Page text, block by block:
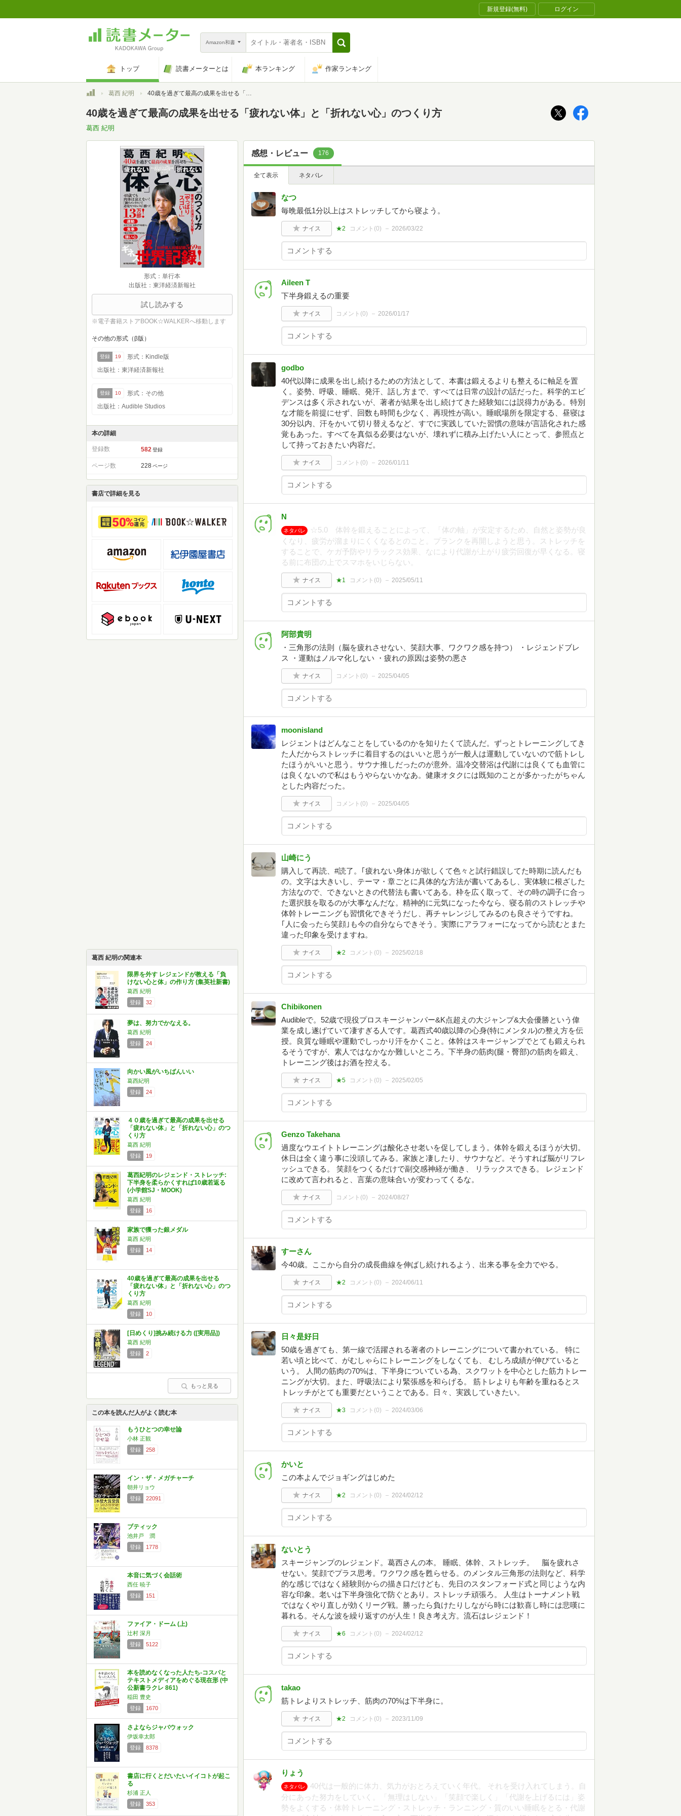
新規登録(無料) ログイン
Amazon和書
トップ 読書メーターとは 本ランキング 作家ランキング
トップ葛西 紀明 40歳を過ぎて最高の成果を出せる「疲れない体」と「折れない心」のつくり方
40歳を過ぎて最高の成果を出せる「疲れない体」と「折れない心」のつくり方
葛西 紀明
形式：単行本
出版社：東洋経済新報社
試し読みする
※電子書籍ストアBOOK☆WALKERへ移動します
その他の形式（β版）
登録 19
形式：Kindle版
出版社：東洋経済新報社
登録 10
形式：その他
出版社：Audible Studios
本の詳細
登録数 582 登録
ページ数 228 ページ
書店で詳細を見る
葛西 紀明の関連本
限界を外す レジェンドが教える「負
けない心と体」の作り方 (集英社新書)
葛西 紀明
登録
32
夢は、努力でかなえる。
葛西 紀明
登録
24
向かい風がいちばんいい
葛西紀明
登録
24
４０歳を過ぎて最高の成果を出せる
「疲れない体」と「折れない心」のつ
くり方
葛西 紀明
登録
19
葛西紀明のレジェンド・ストレッチ:
下半身を柔らかくすれば10歳若返る
(小学館SJ・MOOK)
葛西 紀明
登録
16
家族で獲った銀メダル
葛西 紀明
登録
14
40歳を過ぎて最高の成果を出せる
「疲れない体」と「折れない心」のつ
くり方
葛西 紀明
登録
10
[日めくり]挑み続ける力 ([実用品])
葛西 紀明
登録
2
もっと見る
この本を読んだ人がよく読む本
もうひとつの幸せ論
小林 正観
登録
258
イン・ザ・メガチャーチ
朝井リョウ
登録
22091
ブティック
池井戸 潤
登録
1778
本音に気づく会話術
西任 暁子
登録
151
ファイア・ドーム (上)
辻村 深月
登録
5122
本を読めなくなった人たち-コスパと
テキストメディアをめぐる現在形 (中
公新書ラクレ 861)
稲田 豊史
登録
1670
さよならジャバウォック
伊坂幸太郎
登録
8378
書店に行くとだいたいイイコトが起こ
る
杉浦 正人
登録
353
感想・レビュー 176
全て表示 ネタバレ
なつ
毎晩最低1分以上はストレッチしてから寝よう。
ナイス ★2 コメント(0) 2026/03/22
Aileen T
下半身鍛えるの重要
ナイス コメント(0) 2026/01/17
godbo
40代以降に成果を出し続けるための方法として、本書は鍛えるよりも整えるに軸足を置
く。姿勢、呼吸、睡眠、発汗、話し方まで、すべては日常の設計の話だった。科学的エビ
デンスは多く示されないが、著者が結果を出し続けてきた経験知には説得力がある。特別
な才能を前提にせず、回数も時間も少なく、再現性が高い。睡眠場所を限定する、昼寝は
30分以内、汗をかいて切り替えるなど、すでに実践していた習慣の意味が言語化された感
覚もあった。すべてを真似る必要はないが、壊れずに積み上げたい人にとって、参照点と
して持っておきたい内容だ。
ナイス コメント(0) 2026/01/11
N
ネタバレ
☆5.0 体幹を鍛えることによって、「体の軸」が安定するため、自然と姿勢が良
くなり、疲労が溜まりにくくなるとのこと。プランクを再開しようと思う。ストレッチを
することで、ケガ予防やリラックス効果、なにより代謝が上がり疲労回復が早くなる。寝
る前に布団の上でスマホをいじらない。
ナイス ★1 コメント(0) 2025/05/11
阿部貴明
・三角形の法則（脳を疲れさせない、笑顔大事、ワクワク感を持つ） ・レジェンドブレ
ス ・運動はノルマ化しない ・疲れの原因は姿勢の悪さ
ナイス コメント(0) 2025/04/05
moonisland
レジェントはどんなことをしているのかを知りたくて読んだ。ずっとトレーニングしてき
た人だからストレッチに着目するのはいいと思うが一般人は運動していないので筋トレし
たほうがいいと思う。サウナ推しだったのが意外。温冷交替浴は代謝には良くても血管に
は良くないので私はもうやらないかなあ。健康オタクには既知のことが多かったがちゃん
とした内容だった。
ナイス コメント(0) 2025/04/05
山崎にう
購入して再読、#読了。｢疲れない身体｣が欲しくて色々と試行錯誤してた時期に読んだも
の。文字は大きいし、テーマ・章ごとに具体的な方法が書いてあるし、実体験に根ざした
方法なので、できないときの代替法も書いてある。枠を広く取って、その時の調子に合っ
た選択肢を取るのが大事なんだな。精神的に元気になった今なら、寝る前のストレッチや
体幹トレーニングも習慣化できそうだし、再チャレンジしてみるのも良さそうですね。
｢人に会ったら笑顔｣も今の自分ならできそう。実際にアラフォーになってから読むとまた
違った印象を受けますね。
ナイス ★2 コメント(0) 2025/02/18
Chibikonen
Audibleで。52歳で現役プロスキージャンパー&K点超えの大ジャンプ&大会優勝という偉
業を成し遂げていて凄すぎる人です。葛西式40歳以降の心身(特にメンタル)の整え方を伝
授。良質な睡眠や運動でしっかり汗をかくこと。体幹はスキージャンプでとても鍛えられ
るそうですが、素人ではなかなか難しいところ。下半身の筋肉(腿・臀部)の筋肉を鍛え、
トレーニング後はお酒を控える。
ナイス ★5 コメント(0) 2025/02/05
Genzo Takehana
過度なウエイトトレーニングは酸化させ老いを促してしまう。体幹を鍛えるほうが大切。
休日は全く違う事に没頭してみる。家族と凄したり、サウナなど。そうすれば脳がリフレ
ッシュできる。 笑顔をつくるだけで副交感神経が働き、 リラックスできる。 レジェンド
に改めて言われると、言葉の意味合いが変わってくるな。
ナイス コメント(0) 2024/08/27
すーさん
今40歳。ここから自分の成長曲線を伸ばし続けれるよう、出来る事を全力でやる。
ナイス ★2 コメント(0) 2024/06/11
日々是好日
50歳を過ぎても、第一線で活躍される著者のトレーニングについて書かれている。 特に
若い頃と比べて、がむしゃらにトレーニングをしなくても、 むしろ成績が伸びていると
いう。 人間の筋肉の70%は、下半身についている為、スクワットを中心とした筋力トレー
ニングが大切。また、呼吸法により緊張感を和らげる。 筋トレよりも年齢を重ねるとス
トレッチがとても重要だということである。日々、実践していきたい。
ナイス ★3 コメント(0) 2024/03/06
かいと
この本よんでジョギングはじめた
ナイス ★2 コメント(0) 2024/02/12
ないとう
スキージャンプのレジェンド。葛西さんの本。 睡眠、体幹、ストレッチ。 脳を疲れさ
せない。笑顔でプラス思考。ワクワク感を甦らせる。のメンタル三角形の法則など、科学
的な感じではなく経験則からの描き口だけども、先日のスタンフォード式と同じような内
容な印象。老いは下半身強化で防ぐとあり。ストレッチ頑張ろ。 人生はトーナメント戦
ではなくやり直しが効くリーグ戦。勝ったら負けたりしながら時には歓喜し時には悲嘆に
暮れる。そんな波を繰り返すのが人生！良き考え方。流石はレジェンド！
ナイス ★6 コメント(0) 2024/02/12
takao
筋トレよりストレッチ、筋肉の70%は下半身に。
ナイス ★2 コメント(0) 2023/11/09
りょう
ネタバレ
40代は一般的に体力、気力がおとろえていく年代。 それを受け入れてしまう。自
分にあった努力をしていく。「無理はしない」「笑顔で楽しく」「代謝を上げるには」姿
勢をよくする・体幹トレーニング・ストレッチ・ランニング・質のいい睡眠をとる・代謝